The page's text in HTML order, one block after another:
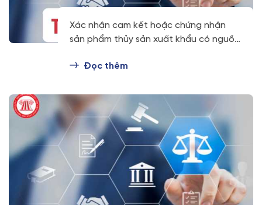
Xác nhận cam kết hoặc chứng nhận
sản phẩm thủy sản xuất khẩu có nguồn
(Mã TTHC 1.003770)
Đọc thêm